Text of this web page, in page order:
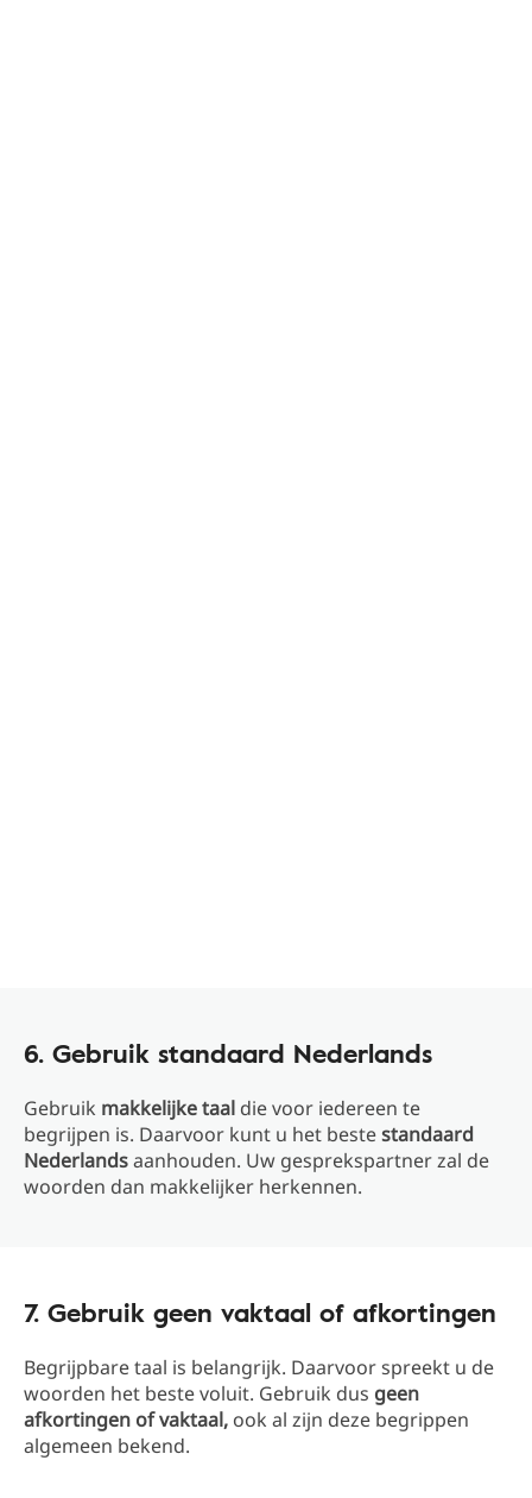
6. Gebruik standaard Nederlands
Gebruik makkelijke taal die voor iedereen te
begrijpen is. Daarvoor kunt u het bestestandaard
Nederlandsaanhouden. Uw gesprekspartner zal de
woorden dan makkelijker herkennen.
7. Gebruik geen vaktaal of afkortingen
Begrijpbare taal is belangrijk. Daarvoor spreekt u de
woorden het beste voluit. Gebruik dus geen
afkortingen of vaktaal, ook al zijn deze begrippen
algemeen bekend.